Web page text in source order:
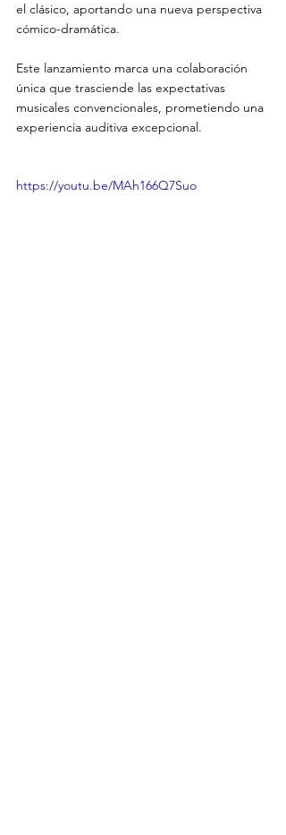
el clásico, aportando una nueva perspectiva
cómico-dramática.
Este lanzamiento marca una colaboración
única que trasciende las expectativas
musicales convencionales, prometiendo una
experiencia auditiva excepcional.
https://youtu.be/MAh166Q7Suo